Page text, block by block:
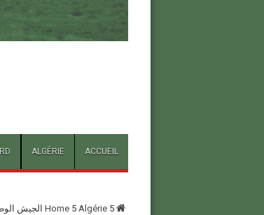
ACCUEIL
ALGÉRIE
Home5 Algérie5 الجيش